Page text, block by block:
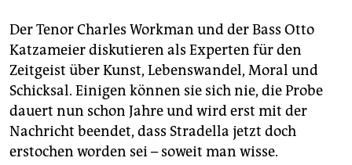
Der Tenor Charles Workman und der Bass Otto
Katzameier diskutieren als Experten für den
Zeitgeist über Kunst, Lebenswandel, Moral und
Schicksal. Einigen können sie sich nie, die Probe
dauert nun schon Jahre und wird erst mit der
Nachricht beendet, dass Stradella jetzt doch
erstochen worden sei – soweit man wisse.